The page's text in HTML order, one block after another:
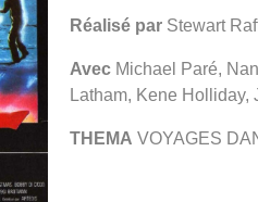
Réalisé par Stewart
Avec Michael Paré,
Latham, Kene Holliday,
THEMA VOYAGES